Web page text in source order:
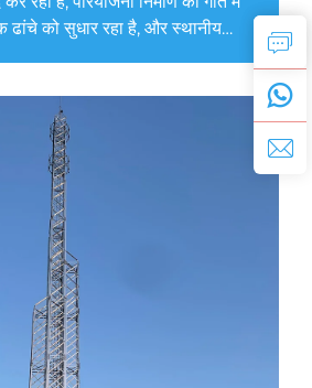
ढांचे को सुधार रहा है, और स्थानीय